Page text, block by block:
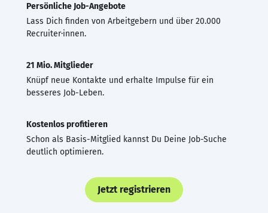
Persönliche Job-Angebote
Lass Dich finden von Arbeitgebern und über 20.000
Recruiter·innen.
21 Mio. Mitglieder
Knüpf neue Kontakte und erhalte Impulse für ein
besseres Job-Leben.
Kostenlos profitieren
Schon als Basis-Mitglied kannst Du Deine Job-Suche
deutlich optimieren.
Jetzt registrieren